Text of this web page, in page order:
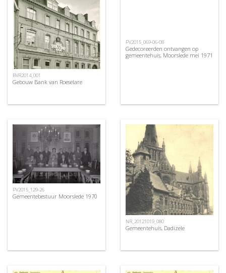
BVR2014_001
Gebouw Bank van Roeselare
PV2015_069-06-08
Gedecoreerden ontvangen op
gemeentehuis, Moorslede mei 1971
PV2015_129-26
Gemeentebestuur Moorslede 1970
NR_20121019_080
Gemeentehuis, Dadizele